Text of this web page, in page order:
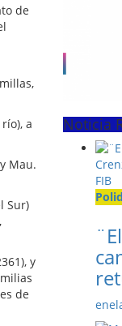
de
a
Mau.
Sur)
y
de
Noticia